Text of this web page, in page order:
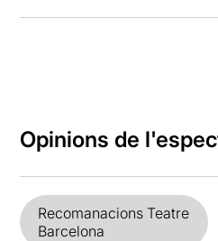
Opinions de
Recomanacions Teatre
Barcelona